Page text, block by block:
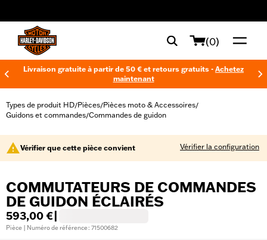
(0)
Livraison gratuite à partir de 50 € et retours gratuits - Achetez
maintenant
Types de produit HD/Pièces/Pièces moto & Accessoires/
Guidons et commandes/Commandes de guidon
Vérifier que cette pièce convient Vérifier la configuration
COMMUTATEURS DE COMMANDES
DE GUIDON ÉCLAIRÉS
593,00 €
Pièce | Numéro de référence : 71500682